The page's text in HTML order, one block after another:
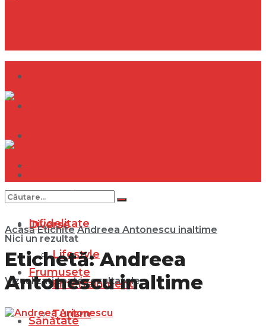
Internațional
Diverse
Lifestyle
Entertainment
Turism
Infidelitate
Frumusețe
Sănătate
Nici un rezultat
Vizualizați toate rezultatele
Acasă Etichite Andreea Antonescu inaltime
Etichetă:Andreea
Antonescu inaltime